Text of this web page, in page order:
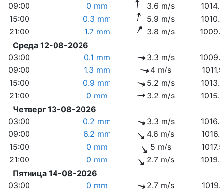
09:00
0 mm 3.6 m/s
15:00
0.3 mm 5.9 m/s
21:00
1.7 mm 3.8 m/s
Среда 12-08-2026
03:00
0.1 mm 3.3 m/s
09:00
1.3 mm 4 m/s
15:00
0.9 mm 5.2 m/s
21:00
0 mm 3.2 m/s
Четверг 13-08-2026
03:00
0.2 mm 3.3 m/s
09:00
6.2 mm 4.6 m/s
15:00
0 mm 5 m/s
21:00
0 mm 2.7 m/s
Пятница 14-08-2026
03:00
0 mm 2.7 m/s